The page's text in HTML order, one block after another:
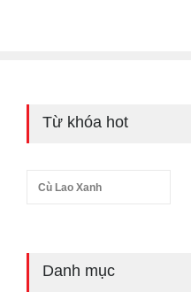
Từ khóa hot
Cù Lao Xanh
Danh mục